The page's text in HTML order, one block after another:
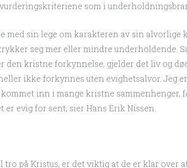
som i
med sin lege om karakteren av sin
seg mer eller mindre underholdende.
den kristne forkynnelse, gjelder det liv og
ikke forkynnes uten evighetsalvor. Jeg
inn i mange kristne sammenhenger,
evig for sent, sier Hans Erik Nissen.
på Kristus, er det viktig at de er klar over